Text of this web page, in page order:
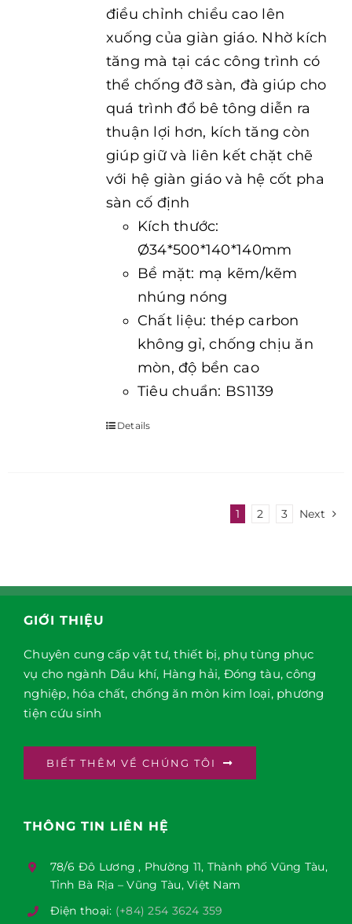
điều chỉnh chiều cao lên
xuống của giàn giáo. Nhờ kích
tăng mà tại các công trình có
thể chống đỡ sàn, đà giúp cho
quá trình đổ bê tông diễn ra
thuận lợi hơn, kích tăng còn
giúp giữ và liên kết chặt chẽ
với hệ giàn giáo và hệ cốt pha
sàn cố định
Kích thước:
Ø34*500*140*140mm
Bề mặt: mạ kẽm/kẽm
nhúng nóng
Chất liệu: thép carbon
không gỉ, chống chịu ăn
mòn, độ bền cao
Tiêu chuẩn: BS1139
Details
1 2 3 Next
GIỚI THIỆU
Chuyên cung cấp vật tư, thiết bị, phụ tùng phục
vụ cho ngành Dầu khí, Hàng hải, Đóng tàu, công
nghiệp, hóa chất, chống ăn mòn kim loại, phương
tiện cứu sinh
BIẾT THÊM VỀ CHÚNG TÔI
THÔNG TIN LIÊN HỆ
78/6 Đô Lương , Phường 11, Thành phố Vũng Tàu,
Tỉnh Bà Rịa – Vũng Tàu, Việt Nam
Điện thoại: (+84) 254 3624 359